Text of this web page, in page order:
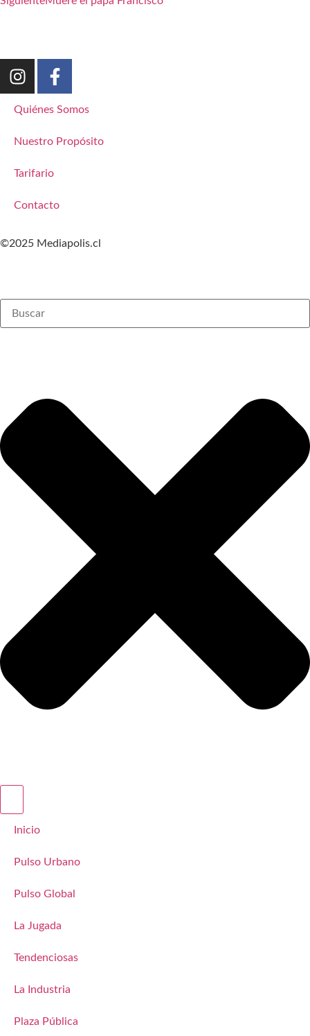
Quiénes Somos
Nuestro Propósito
Tarifario
Contacto
©2025 Mediapolis.cl
Inicio
Pulso Urbano
Pulso Global
La Jugada
Tendenciosas
La Industria
Plaza Pública